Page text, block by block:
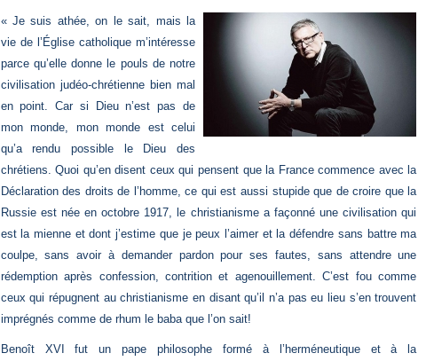
« Je suis athée, on le sait, mais la
vie de l’Église catholique m’intéresse
parce qu’elle donne le pouls de notre
civilisation judéo-chrétienne bien mal
en point. Car si Dieu n’est pas de
mon monde, mon monde est celui
qu’a rendu possible le Dieu des
chrétiens. Quoi qu’en disent ceux qui pensent que la France commence avec la
Déclaration des droits de l’homme, ce qui est aussi stupide que de croire que la
Russie est née en octobre 1917, le christianisme a façonné une civilisation qui
est la mienne et dont j’estime que je peux l’aimer et la défendre sans battre ma
coulpe, sans avoir à demander pardon pour ses fautes, sans attendre une
rédemption après confession, contrition et agenouillement. C’est fou comme
ceux qui répugnent au christianisme en disant qu’il n’a pas eu lieu s’en trouvent
imprégnés comme de rhum le baba que l’on sait!
Benoît XVI fut un pape philosophe formé à l’herméneutique et à la